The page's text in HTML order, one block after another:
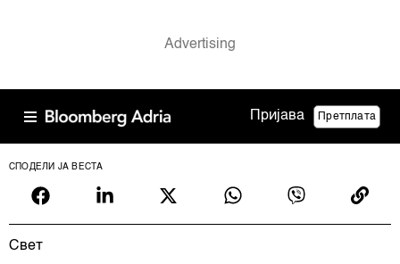
Пријава Претплата
СПОДЕЛИ ЈА ВЕСТА
Свет